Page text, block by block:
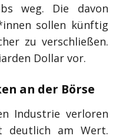
weg. Die davon
sollen künftig
zu verschließen.
Dollar vor.
an der Börse
Industrie verloren
deutlich am Wert.